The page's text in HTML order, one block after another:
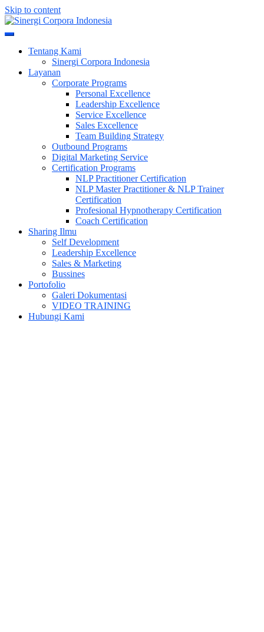
Skip to content
Sinergi Corpora Indonesia
Tentang Kami
Sinergi Corpora Indonesia
Layanan
Corporate Programs
Personal Excellence
Leadership Excellence
Service Excellence
Sales Excellence
Team Building Strategy
Outbound Programs
Digital Marketing Service
Certification Programs
NLP Practitioner Certification
NLP Master Practitioner & NLP Trainer
Certification
Profesional Hypnotherapy Certification
Coach Certification
Sharing Ilmu
Self Development
Leadership Excellence
Sales & Marketing
Bussines
Portofolio
Galeri Dokumentasi
VIDEO TRAINING
Hubungi Kami